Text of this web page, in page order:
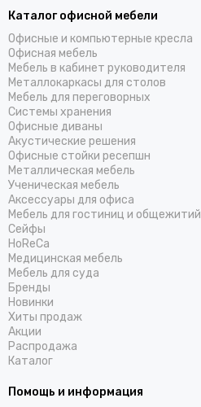
Каталог офисной мебели
Офисные и компьютерные кресла
Офисная мебель
Мебель в кабинет руководителя
Металлокаркасы для столов
Мебель для переговорных
Системы хранения
Офисные диваны
Акустические решения
Офисные стойки ресепшн
Металлическая мебель
Ученическая мебель
Аксессуары для офиса
Мебель для гостиниц и общежитий
Cейфы
HoReCa
Медицинская мебель
Мебель для суда
Бренды
Новинки
Хиты продаж
Акции
Распродажа
Каталог
Помощь и информация